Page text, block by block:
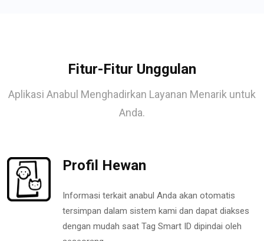
Fitur-Fitur Unggulan
Aplikasi Anabul Menghadirkan Layanan Menarik untuk
Anda.
Profil Hewan
Informasi terkait anabul Anda akan otomatis
tersimpan dalam sistem kami dan dapat diakses
dengan mudah saat Tag Smart ID dipindai oleh